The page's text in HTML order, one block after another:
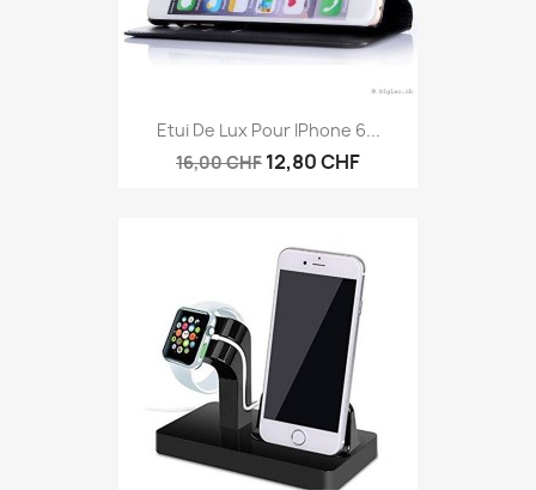
Etui De Lux Pour IPhone 6...
16,00 CHF 12,80 CHF